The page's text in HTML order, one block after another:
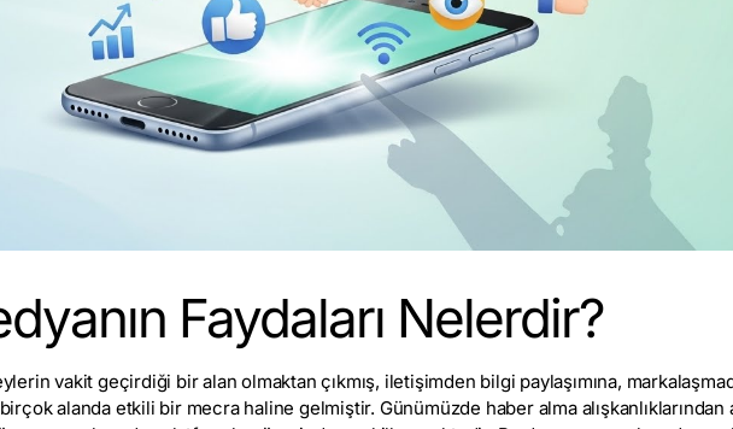
Faydaları Nelerdir?
vakit geçirdiği bir alan olmaktan çıkmış, iletişimden bilgi paylaşımına,
alanda etkili bir mecra haline gelmiştir. Günümüzde haber alma alışkanlıklarından